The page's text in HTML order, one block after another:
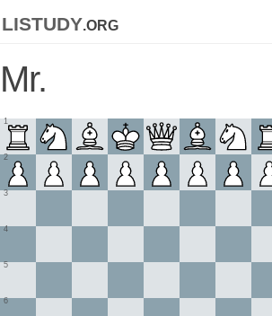
listudy.org
Mr.
1
2
3
4
5
6